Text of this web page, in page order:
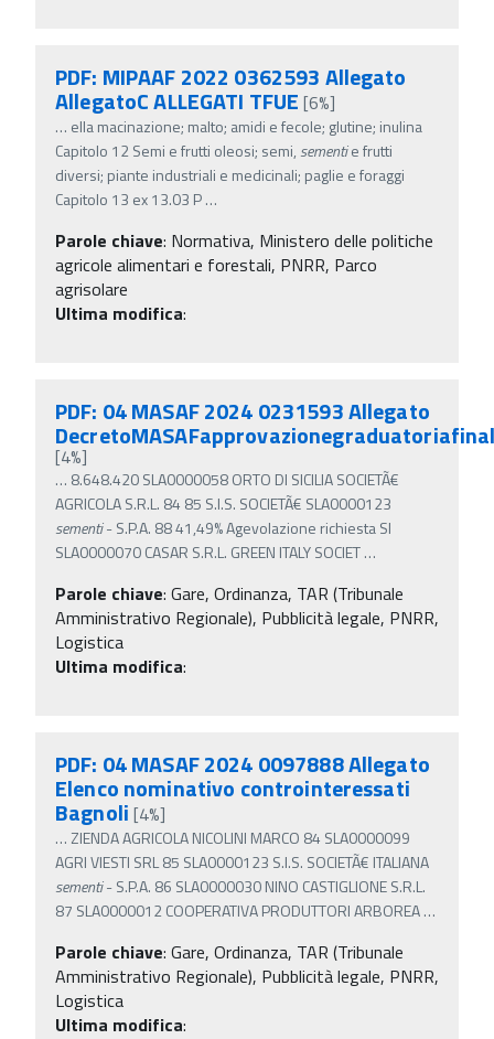
PDF: MIPAAF 2022 0362593 Allegato
AllegatoC ALLEGATI TFUE [6%]
… ella macinazione; malto; amidi e fecole; glutine; inulina
Capitolo 12 Semi e frutti oleosi; semi, sementie frutti
diversi; piante industriali e medicinali; paglie e foraggi
Capitolo 13 ex 13.03 P…
Parole chiave: Normativa, Ministero delle politiche
agricole alimentari e forestali, PNRR, Parco
agrisolare
Ultima modifica:
PDF: 04 MASAF 2024 0231593 Allegato
[4%]
… 8.648.420 SLA0000058 ORTO DI SICILIA SOCIETÃ€
AGRICOLA S.R.L. 84 85 S.I.S. SOCIETÃ€ SLA0000123
sementi- S.P.A. 88 41,49% Agevolazione richiesta SI
SLA0000070 CASAR S.R.L. GREEN ITALY SOCIET…
Parole chiave: Gare, Ordinanza, TAR (Tribunale
Amministrativo Regionale), Pubblicità legale, PNRR,
Logistica
Ultima modifica:
PDF: 04 MASAF 2024 0097888 Allegato
Elenco nominativo controinteressati
Bagnoli [4%]
… ZIENDA AGRICOLA NICOLINI MARCO 84 SLA0000099
AGRI VIESTI SRL 85 SLA0000123 S.I.S. SOCIETÃ€ ITALIANA
sementi- S.P.A. 86 SLA0000030 NINO CASTIGLIONE S.R.L.
87 SLA0000012 COOPERATIVA PRODUTTORI ARBOREA…
Parole chiave: Gare, Ordinanza, TAR (Tribunale
Amministrativo Regionale), Pubblicità legale, PNRR,
Logistica
Ultima modifica: